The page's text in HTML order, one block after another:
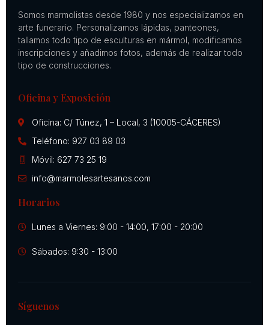
Somos marmolistas desde 1980 y nos especializamos en
arte funerario. Personalizamos lápidas, panteones,
tallamos todo tipo de esculturas en mármol, modificamos
inscripciones y añadimos fotos, además de realizar todo
tipo de construcciones.
Oficina y Exposición
Oficina: C/ Túnez, 1 – Local, 3 (10005-CÁCERES)
Teléfono: 927 03 89 03
Móvil: 627 73 25 19
info@marmolesartesanos.com
Horarios
Lunes a Viernes: 9:00 - 14:00, 17:00 - 20:00
Sábados: 9:30 - 13:00
Síguenos